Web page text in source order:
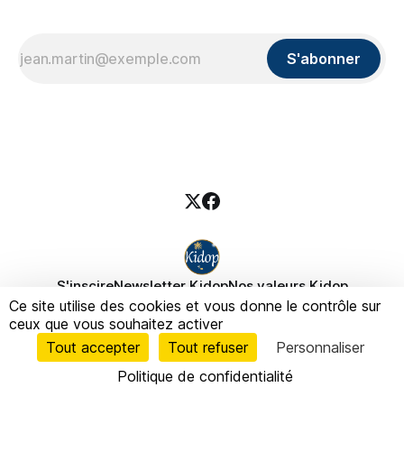
S'abonner
S'inscireNewsletter KidopNos valeurs Kidop
Fondatrice KidopPolitique de confidentialité
Politique des cookiesMentions légales
Ce site utilise des cookies et vous donne le contrôle sur
ceux que vous souhaitez activer
Tout accepter
Tout refuser
Personnaliser
Politique de confidentialité